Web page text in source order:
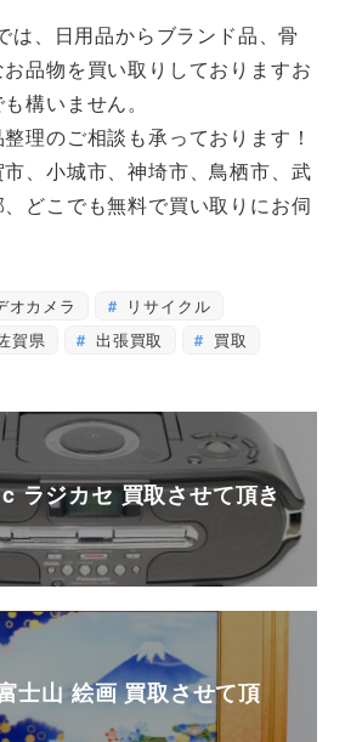
は、日用品からブランド品、骨
品物を買い取りしておりますお
構いません。
理のご相談も承っております！
、小城市、神埼市、鳥栖市、武
どこでも無料で買い取りにお伺
オカメラ
リサイクル
賀県 出張買取 買取
ラジカセ 買取させて頂き
士山 絵画 買取させて頂